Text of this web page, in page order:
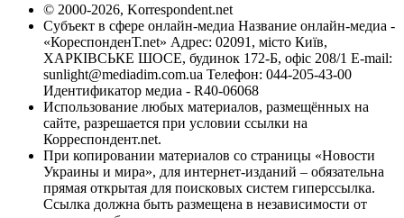
© 2000-2026, Korrespondent.net
Субъект в сфере онлайн-медиа Название онлайн-медиа -
«КореспонденТ.net» Адрес: 02091, місто Київ,
ХАРКІВСЬКЕ ШОСЕ, будинок 172-Б, офіс 208/1 E-mail:
sunlight@mediadim.com.ua Телефон: 044-205-43-00
Идентификатор медиа - R40-06068
Использование любых материалов, размещённых на
сайте, разрешается при условии ссылки на
Корреспондент.net.
При копировании материалов со страницы «Новости
Украины и мира», для интернет-изданий – обязательна
прямая открытая для поисковых систем гиперссылка.
Ссылка должна быть размещена в независимости от